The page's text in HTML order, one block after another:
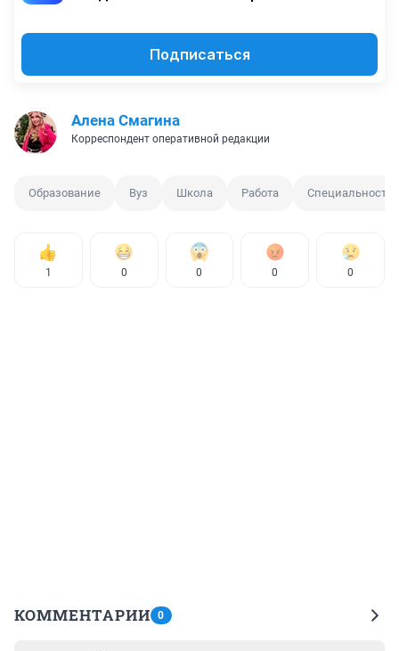
Подписаться
Алена Смагина
Корреспондент оперативной редакции
Образование Вуз Школа Работа Специальность
1 0 0 0 0
КОММЕНТАРИИ 0